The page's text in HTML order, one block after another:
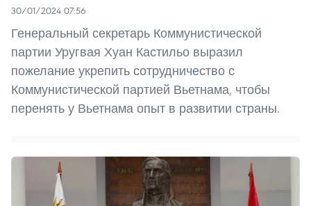
30/01/2024 07:56
Генеральный секретарь Коммунистической
партии Уругвая Хуан Кастильо выразил
пожелание укрепить сотрудничество с
Коммунистической партией Вьетнама, чтобы
перенять у Вьетнама опыт в развитии страны.